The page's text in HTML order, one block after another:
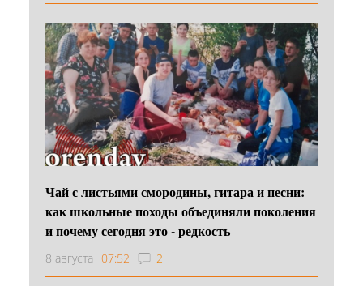
Чай с листьями смородины, гитара и песни:
как школьные походы объединяли поколения
и почему сегодня это - редкость
8 августа 07:52 2